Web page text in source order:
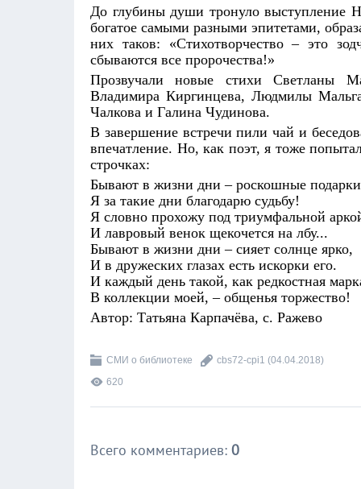
До глубины души тронуло выступление
богатое самыми разными эпитетами,
них таков: «Стихотворчество – это
сбываются все пророчества!»
Прозвучали новые стихи Светланы
Владимира Киргинцева, Людмилы
Чалкова и Галина Чудинова.
В завершение встречи пили чай и
впечатление. Но, как поэт, я тоже
строчках:
Бывают в жизни дни – роскошные
Я за такие дни благодарю судьбу!
Я словно прохожу под триумфальной
И лавровый венок щекочется на лбу...
Бывают в жизни дни – сияет солнце ярко,
И в дружеских глазах есть искорки его.
И каждый день такой, как редкостная
В коллекции моей, – общенья торжество!
Автор: Татьяна Карпачёва, с. Ражево
СМИ о библиотеке cbs72-cpi1 (04.04.2018)
620
Всего комментариев: 0